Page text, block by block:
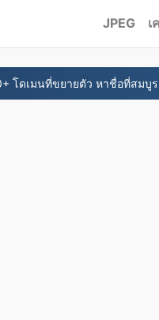
JPEG เ
โดเมนที่ขยายตัว หาชื่อที่สม